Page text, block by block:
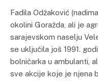
Fadila Odžaković
okolini Goražda, ali je
sarajevskom naselju
se uključila još 1991.
bolničarka u ambulanti,
sve akcije koje je njena